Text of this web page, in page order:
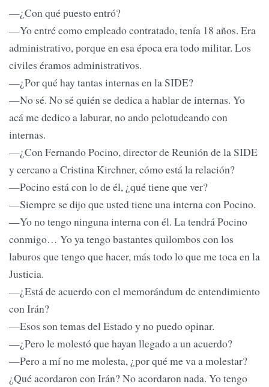
—¿Con qué puesto entró?
—Yo entré como empleado contratado, tenía 18 años. Era
administrativo, porque en esa época era todo militar. Los
civiles éramos administrativos.
—¿Por qué hay tantas internas en la SIDE?
—No sé. No sé quién se dedica a hablar de internas. Yo
acá me dedico a laburar, no ando pelotudeando con
internas.
—¿Con Fernando Pocino, director de Reunión de la SIDE
y cercano a Cristina Kirchner, cómo está la relación?
—Pocino está con lo de él, ¿qué tiene que ver?
—Siempre se dijo que usted tiene una interna con Pocino.
—Yo no tengo ninguna interna con él. La tendrá Pocino
conmigo… Yo ya tengo bastantes quilombos con los
laburos que tengo que hacer, más todo lo que me toca en la
Justicia.
—¿Está de acuerdo con el memorándum de entendimiento
con Irán?
—Esos son temas del Estado y no puedo opinar.
—¿Pero le molestó que hayan llegado a un acuerdo?
—Pero a mí no me molesta, ¿por qué me va a molestar?
¿Qué acordaron con Irán? No acordaron nada. Yo tengo